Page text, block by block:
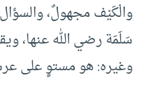
والْكَيْف مجهولٌ،
سَلَمَة رضي الله عنها،
وغيره: هو مستوٍ على